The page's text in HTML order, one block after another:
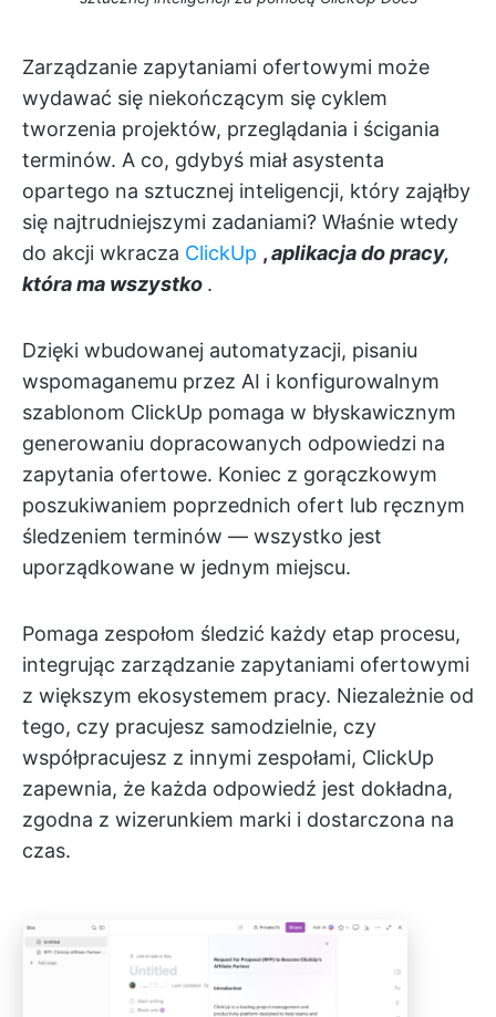
Zarządzanie zapytaniami ofertowymi może
wydawać się niekończącym się cyklem
tworzenia projektów, przeglądania i ścigania
terminów. A co, gdybyś miał asystenta
opartego na sztucznej inteligencji, który zająłby
się najtrudniejszymi zadaniami? Właśnie wtedy
do akcji wkracza ClickUp ,aplikacja do pracy,
która ma wszystko .
Dzięki wbudowanej automatyzacji, pisaniu
wspomaganemu przez AI i konfigurowalnym
szablonom ClickUp pomaga w błyskawicznym
generowaniu dopracowanych odpowiedzi na
zapytania ofertowe. Koniec z gorączkowym
poszukiwaniem poprzednich ofert lub ręcznym
śledzeniem terminów — wszystko jest
uporządkowane w jednym miejscu.
Pomaga zespołom śledzić każdy etap procesu,
integrując zarządzanie zapytaniami ofertowymi
z większym ekosystemem pracy. Niezależnie od
tego, czy pracujesz samodzielnie, czy
współpracujesz z innymi zespołami, ClickUp
zapewnia, że każda odpowiedź jest dokładna,
zgodna z wizerunkiem marki i dostarczona na
czas.